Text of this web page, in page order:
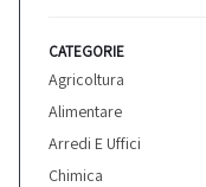
CATEGORIE
Agricoltura
Alimentare
Arredi E Uffici
Chimica